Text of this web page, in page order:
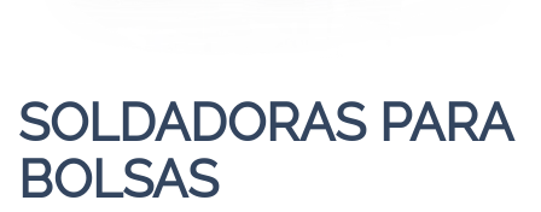
SOLDADORAS PARA
BOLSAS